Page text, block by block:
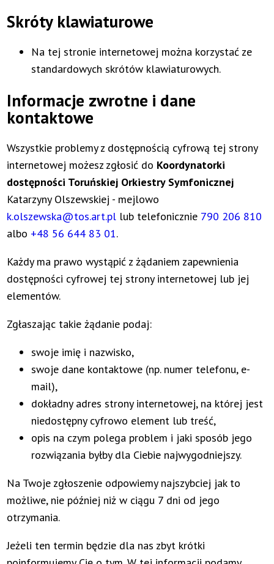
Skróty klawiaturowe
Na tej stronie internetowej można korzystać ze
standardowych skrótów klawiaturowych.
Informacje zwrotne i dane
kontaktowe
Wszystkie problemy z dostępnością cyfrową tej strony
internetowej możesz zgłosić do Koordynatorki
dostępności Toruńskiej Orkiestry Symfonicznej
Katarzyny Olszewskiej - mejlowo
k.olszewska@tos.art.pl lub telefonicznie 790 206 810
albo +48 56 644 83 01.
Każdy ma prawo wystąpić z żądaniem zapewnienia
dostępności cyfrowej tej strony internetowej lub jej
elementów.
Zgłaszając takie żądanie podaj:
swoje imię i nazwisko,
swoje dane kontaktowe (np. numer telefonu, e-
mail),
dokładny adres strony internetowej, na której jest
niedostępny cyfrowo element lub treść,
opis na czym polega problem i jaki sposób jego
rozwiązania byłby dla Ciebie najwygodniejszy.
Na Twoje zgłoszenie odpowiemy najszybciej jak to
możliwe, nie później niż w ciągu 7 dni od jego
otrzymania.
Jeżeli ten termin będzie dla nas zbyt krótki